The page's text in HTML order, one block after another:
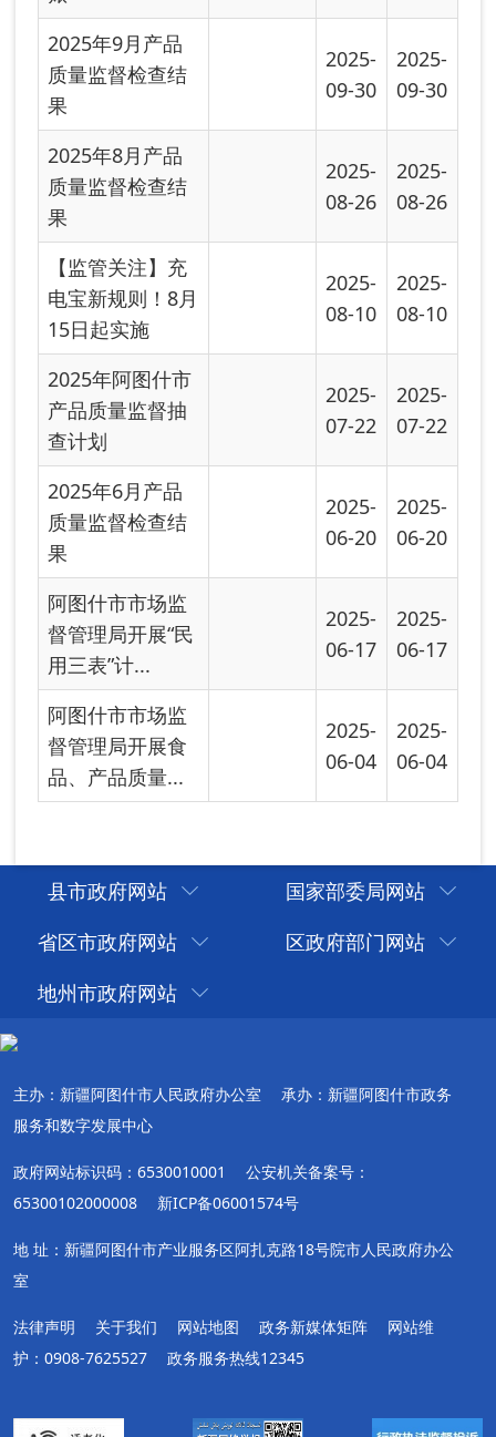
质量监督检查结
果
06-20
06-20
阿图什市市场监
督管理局开展“民
用三表”计...
2025-
阿图什市市场监
督管理局开展食
品、产品质量...
06-04
县市政府网站
国家部委局网站
省区市政府网站
区政府部门网站
地州市政府网站
主办：新疆阿图什市人民政府办公室
承办：新疆阿图什市政务
服务和数字发展中心
政府网站标识码：6530010001
公安机关备案号：
65300102000008
新ICP备06001574号
地 址：新疆阿图什市产业服务区阿扎克路18号院市人民政府办公
室
法律声明 关于我们 网站地图 政务新媒体矩阵
网站维
护：0908-7625527
政务服务热线12345